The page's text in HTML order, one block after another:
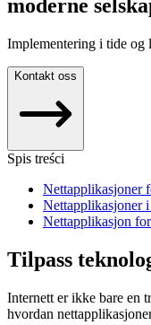
moderne
Implementering i tide og
Kontakt oss
Spis treści
Nettapplikasjoner
Nettapplikasjoner
Nettapplikasjon
Tilpass
Internett er ikke bare en
hvordan